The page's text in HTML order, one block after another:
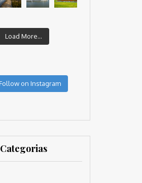
Load More...
on Instagram
Categorias